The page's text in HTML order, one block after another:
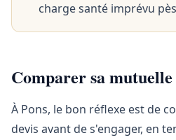
charge santé imprévu
Comparer sa mutuelle
À Pons, le bon réflexe est de
devis avant de s'engager, en